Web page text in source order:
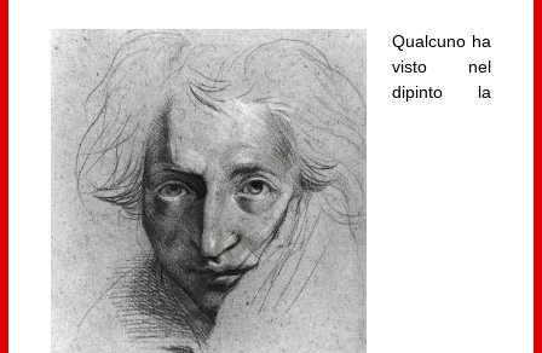
Qualcuno ha
visto nel
dipinto la